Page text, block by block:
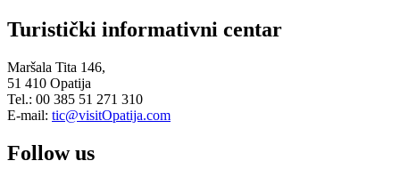
Turistički informativni centar
Maršala Tita 146,
51 410 Opatija
Tel.: 00 385 51 271 310
E-mail: tic@visitOpatija.com
Follow us